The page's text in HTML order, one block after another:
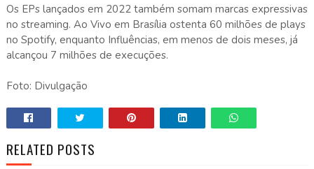
Os EPs lançados em 2022 também somam marcas expressivas
no streaming. Ao Vivo em Brasília ostenta 60 milhões de plays
no Spotify, enquanto Influências, em menos de dois meses, já
alcançou 7 milhões de execuções.
Foto: Divulgação
RELATED POSTS